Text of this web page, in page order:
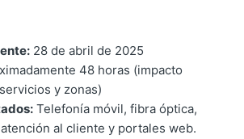
28 de abril de 2025
48 horas (impacto
y zonas)
Telefonía móvil, fibra óptica,
al cliente y portales web.